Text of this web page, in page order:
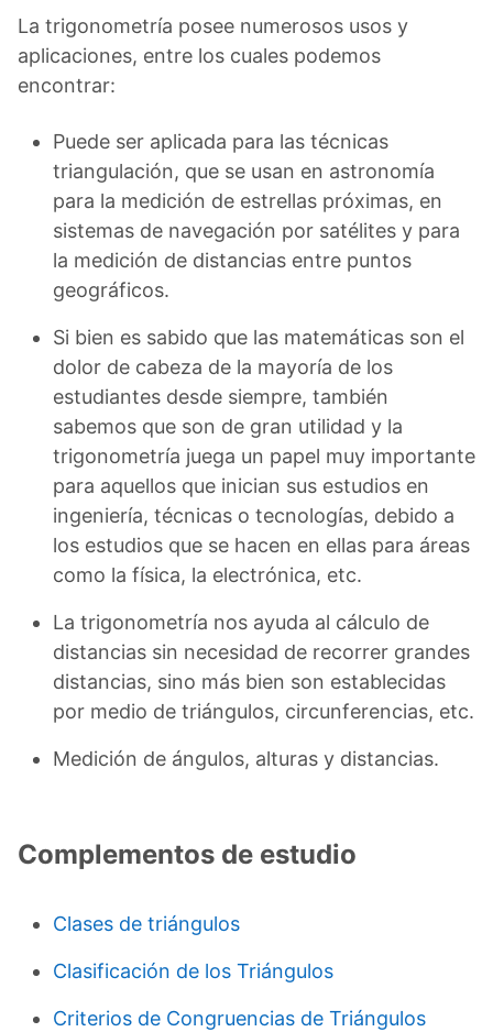
La trigonometría posee numerosos usos y
aplicaciones, entre los cuales podemos
encontrar:
Puede ser aplicada para las técnicas
triangulación, que se usan en astronomía
para la medición de estrellas próximas, en
sistemas de navegación por satélites y para
la medición de distancias entre puntos
geográficos.
Si bien es sabido que las matemáticas son el
dolor de cabeza de la mayoría de los
estudiantes desde siempre, también
sabemos que son de gran utilidad y la
trigonometría juega un papel muy importante
para aquellos que inician sus estudios en
ingeniería, técnicas o tecnologías, debido a
los estudios que se hacen en ellas para áreas
como la física, la electrónica, etc.
La trigonometría nos ayuda al cálculo de
distancias sin necesidad de recorrer grandes
distancias, sino más bien son establecidas
por medio de triángulos, circunferencias, etc.
Medición de ángulos, alturas y distancias.
Complementos de estudio
Clases de triángulos
Clasificación de los Triángulos
Criterios de Congruencias de Triángulos